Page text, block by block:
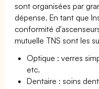
sont organisées par
dépense. En tant que
conformité
mutuelle TNS sont les
Optique : verres
etc.
Dentaire : soins